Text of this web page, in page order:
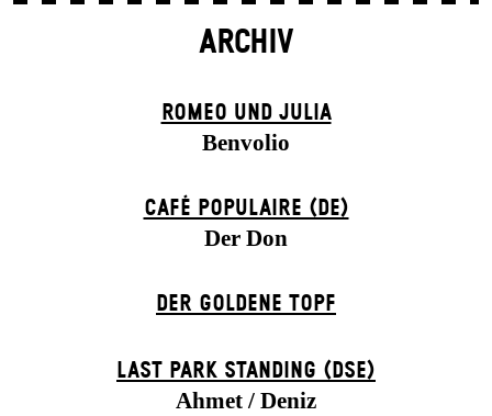
ARCHIV
ROMEO UND JULIA
Benvolio
CAFÉ POPULAIRE (DE)
Der Don
DER GOLDENE TOPF
LAST PARK STANDING (DSE)
Ahmet / Deniz